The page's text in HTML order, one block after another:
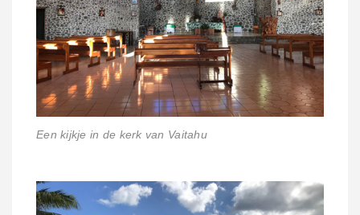
Een kijkje in de kerk van Vaitahu